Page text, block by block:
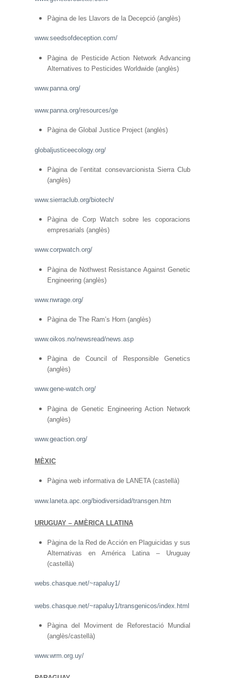
Pàgina de les Llavors de la Decepció (anglès)
www.seedsofdeception.com/
Pàgina de Pesticide Action Network Advancing
Alternatives to Pesticides Worldwide (anglès)
www.panna.org/
www.panna.org/resources/ge
Pàgina de Global Justice Project (anglès)
globaljusticeecology.org/
Pàgina de l’entitat consevarcionista Sierra Club
(anglès)
www.sierraclub.org/biotech/
Pàgina de Corp Watch sobre les coporacions
empresarials (anglès)
www.corpwatch.org/
Pàgina de Nothwest Resistance Against Genetic
Engineering (anglès)
www.nwrage.org/
Pàgina de The Ram’s Horn (anglès)
www.oikos.no/newsread/news.asp
Pàgina de Council of Responsible Genetics
(anglès)
www.gene-watch.org/
Pàgina de Genetic Engineering Action Network
(anglès)
www.geaction.org/
MÈXIC
Pàgina web informativa de LANETA (castellà)
www.laneta.apc.org/biodiversidad/transgen.htm
URUGUAY – AMÈRICA LLATINA
Pàgina de la Red de Acción en Plaguicidas y sus
Alternativas en América Latina – Uruguay
(castellà)
webs.chasque.net/~rapaluy1/
webs.chasque.net/~rapaluy1/transgenicos/index.html
Pàgina del Moviment de Reforestació Mundial
(anglès/castellà)
www.wrm.org.uy/